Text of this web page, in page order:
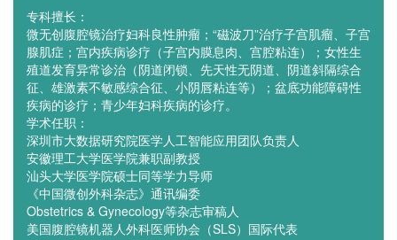
专科擅长：
微无创腹腔镜治疗妇科良性肿瘤；“磁波刀”治疗子宫肌瘤、子宫
腺肌症；宫内疾病诊疗（子宫内膜息肉、宫腔粘连）；女性生
殖道发育异常诊治（阴道闭锁、先天性无阴道、阴道斜隔综合
征、雄激素不敏感综合征、小阴唇粘连等）；盆底功能障碍性
疾病的诊疗；青少年妇科疾病的诊疗。
学术任职：
深圳市大数据研究院医学人工智能应用团队负责人
安徽理工大学医学院兼职副教授
汕头大学医学院硕士同等学力导师
《中国微创外科杂志》通讯编委
Obstetrics & Gynecology等杂志审稿人
美国腹腔镜机器人外科医师协会（SLS）国际代表